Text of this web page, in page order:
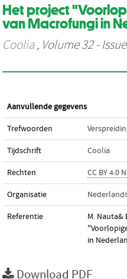
Het project
van Macrofungi in
Coolia, Volume 32 -
Aanvullende gegevens
Trefwoorden
Tijdschrift Coolia
Rechten CC BY 4.0
Organisatie
Referentie
M. Nauta&
in
Download PDF